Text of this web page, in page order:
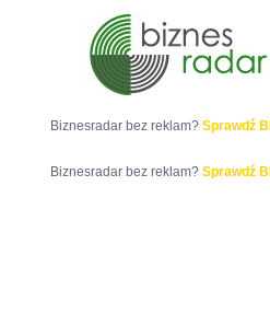
Biznesradar bez reklam? Sprawdź
Biznesradar bez reklam? Sprawdź